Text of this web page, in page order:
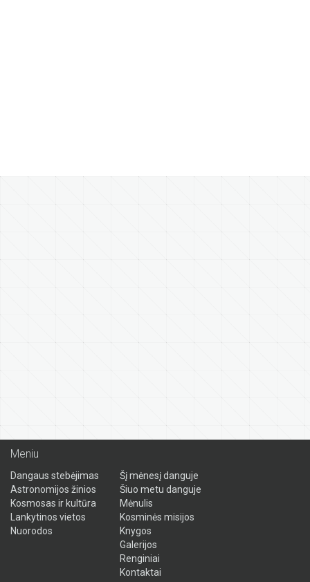
Meniu
Dangaus stebėjimas
Astronomijos žinios
Kosmosas ir kultūra
Lankytinos vietos
Nuorodos
Šį mėnesį danguje
Šiuo metu danguje
Mėnulis
Kosminės misijos
Knygos
Galerijos
Renginiai
Kontaktai